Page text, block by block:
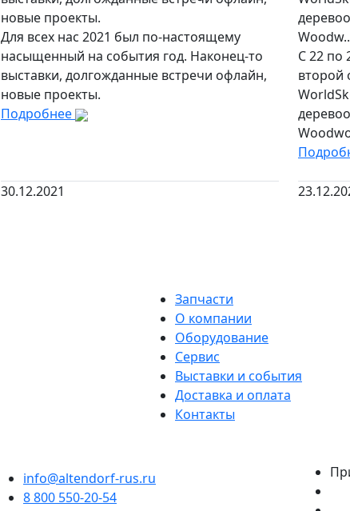
новые проекты.
Для всех нас 2021 был по-настоящему
насыщенный на события год. Наконец-то
выставки, долгожданные встречи офлайн,
новые проекты.
Подробнее
30.12.2021
С 22 по
второй
Запчасти
О компании
Оборудование
Сервис
Выставки и события
Доставка и оплата
Контакты
info@altendorf-rus.ru
8 800 550-20-54